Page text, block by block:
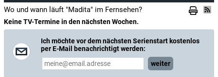
Wo und wann läuft "Madita" im Fernsehen?
Keine TV-Termine in den nächsten Wochen.
Ich möchte vor dem nächsten Serienstart kostenlos
per E-Mail benachrichtigt werden:
weiter